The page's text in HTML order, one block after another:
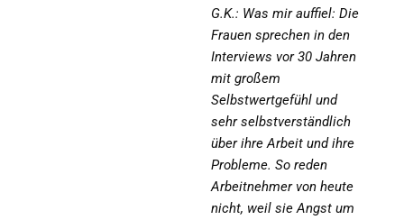
G.K.: Was mir auffiel: Die
Frauen sprechen in den
Interviews vor 30 Jahren
mit großem
Selbstwertgefühl und
sehr selbstverständlich
über ihre Arbeit und ihre
Probleme. So reden
Arbeitnehmer von heute
nicht, weil sie Angst um